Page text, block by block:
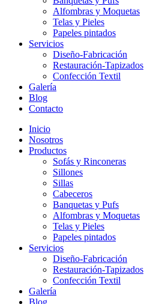
Alfombras y Moquetas
Telas y Pieles
Papeles pintados
Servicios
Diseño-Fabricación
Restauración-Tapizados
Confección Textil
Galería
Blog
Contacto
Inicio
Nosotros
Productos
Sofás y Rinconeras
Sillones
Sillas
Cabeceros
Banquetas y Pufs
Alfombras y Moquetas
Telas y Pieles
Papeles pintados
Servicios
Diseño-Fabricación
Restauración-Tapizados
Confección Textil
Galería
Blog